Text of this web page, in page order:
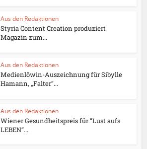
Aus den Redaktionen
Styria Content Creation produziert
Magazin zum...
Aus den Redaktionen
Medienlöwin-Auszeichnung für Sibylle
Hamann, „Falter“...
Aus den Redaktionen
Wiener Gesundheitspreis für “Lust aufs
LEBEN“...